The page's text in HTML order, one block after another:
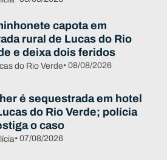
capota em
rural de Lucas do Rio
e deixa dois feridos
do Rio Verde• 08/08/2026
é sequestrada em hotel
do Rio Verde; polícia
o caso
• 07/08/2026